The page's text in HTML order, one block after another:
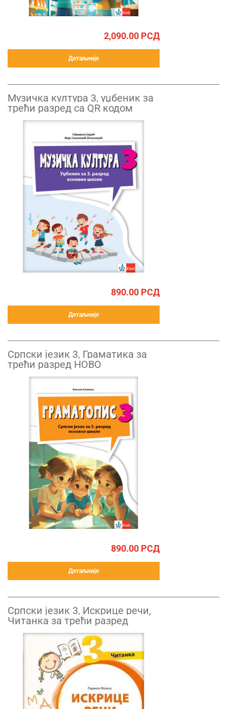
2,090.00 РСД
Детаљније
Музичка култура 3, уџбеник за
трећи разред са QR кодом
890.00 РСД
Детаљније
Српски језик 3, Граматика за
трећи разред НОВО
890.00 РСД
Детаљније
Српски језик 3, Искрице речи,
Читанка за трећи разред